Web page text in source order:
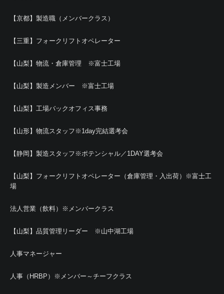
【京都】製造職（メンバークラス）
【三重】フォークリフトオペレーター
【山梨】物流・倉庫管理 ※富士工場
【山梨】製造メンバー ※富士工場
【山梨】工場バックオフィス事務
【山形】物流スタッフ※1day完結選考会
【静岡】製造スタッフ※ポテンシャル／1DAY選考会
【山梨】フォークリフトオペレーター（倉庫管理・入出荷）※富士工
場
法人営業（飲料）※メンバークラス
【山梨】品質管理リーダー ※山中湖工場
人事マネージャー
人事（HRBP）※メンバー～チーフクラス